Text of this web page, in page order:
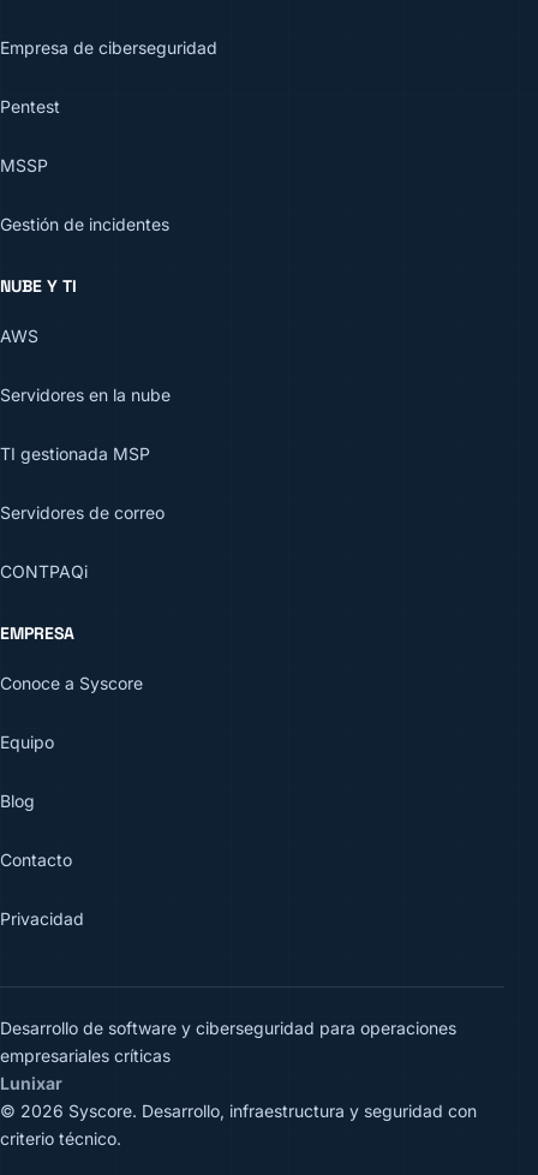
Empresa de ciberseguridad
Pentest
MSSP
Gestión de incidentes
NUBE Y TI
AWS
Servidores en la nube
TI gestionada MSP
Servidores de correo
CONTPAQi
EMPRESA
Conoce a Syscore
Equipo
Blog
Contacto
Privacidad
Desarrollo de software y ciberseguridad para operaciones
empresariales críticas
Lunixar
© 2026 Syscore. Desarrollo, infraestructura y seguridad con
criterio técnico.